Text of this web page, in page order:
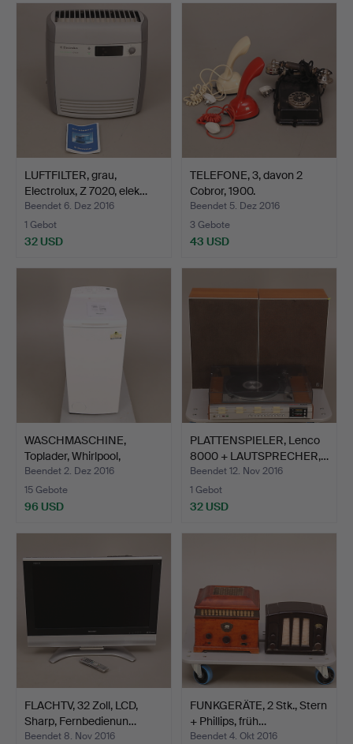
LUFTFILTER, grau,
Electrolux, Z 7020, elek…
Beendet 6. Dez 2016
1 Gebot
32 USD
TELEFONE, 3, davon 2
Cobror, 1900.
Beendet 5. Dez 2016
3 Gebote
43 USD
WASCHMASCHINE,
Toplader, Whirlpool,
AWE773…
Beendet 2. Dez 2016
15 Gebote
96 USD
PLATTENSPIELER, Lenco
8000 + LAUTSPRECHER,…
Beendet 12. Nov 2016
1 Gebot
32 USD
FLACHTV, 32 Zoll, LCD,
Sharp, Fernbedienun…
Beendet 8. Nov 2016
FUNKGERÄTE, 2 Stk., Stern
+ Phillips, früh…
Beendet 4. Okt 2016